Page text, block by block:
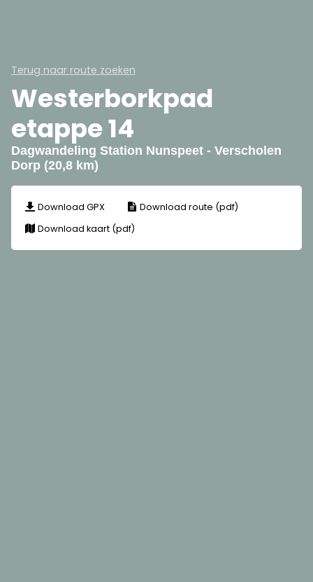
Terug naar route zoeken
Westerborkpad
etappe 14
Dagwandeling Station Nunspeet - Verscholen
Dorp (20,8 km)
Download GPX
Download route (pdf)
Download kaart (pdf)